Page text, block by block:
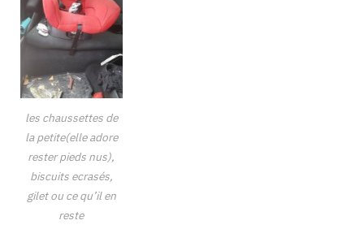
les chaussettes de
la petite(elle adore
rester pieds nus),
biscuits ecrasés,
gilet ou ce qu’il en
reste